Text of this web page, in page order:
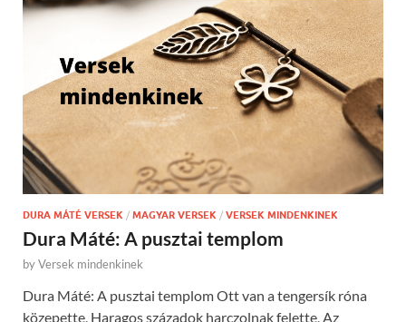
DURA MÁTÉ VERSEK / MAGYAR VERSEK / VERSEK MINDENKINEK
Dura Máté: A pusztai templom
byVersek mindenkinek
Dura Máté: A pusztai templom Ott van a tengersík róna
közepette, Haragos századok harczolnak felette, Az